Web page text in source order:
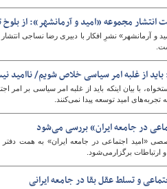
انتشار مجموعه «امید و آرمانشهر»: از بلوخ
و آرمانشهر» نشرِ افکار با دبیری رضا نساجی انتشار
باید از غلبه امر سیاسی خلاص شویم/ ناامید
با بیان اینکه باید از غلبه امر سیاسی بر امر
تجربه‌های امید توسعه پیدا نمی‌کنند.
در جامعه ایران» بررسی می‌شود
«امید اجتماعی در جامعه ایران» به همت
ارتباطات برگزارمی‌شود.
و تسلط عقل بقا در جامعه ایرانی